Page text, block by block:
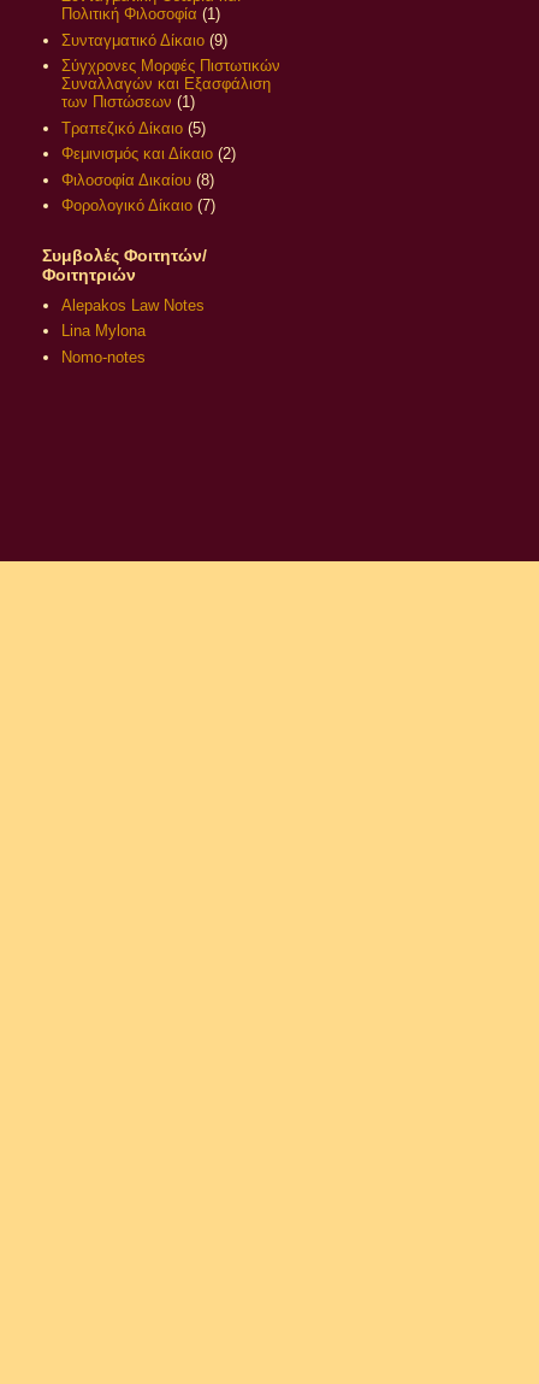
Πολιτική Φιλοσοφία (1)
Συνταγματικό Δίκαιο (9)
Σύγχρονες Μορφές Πιστωτικών
Συναλλαγών και Εξασφάλιση
των Πιστώσεων (1)
Τραπεζικό Δίκαιο (5)
Φεμινισμός και Δίκαιο (2)
Φιλοσοφία Δικαίου (8)
Φορολογικό Δίκαιο (7)
Συμβολές Φοιτητών/
Φοιτητριών
Alepakos Law Notes
Lina Mylona
Nomo-notes